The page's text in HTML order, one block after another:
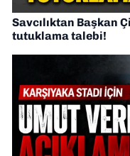
Savcılıktan Başkan
tutuklama talebi!